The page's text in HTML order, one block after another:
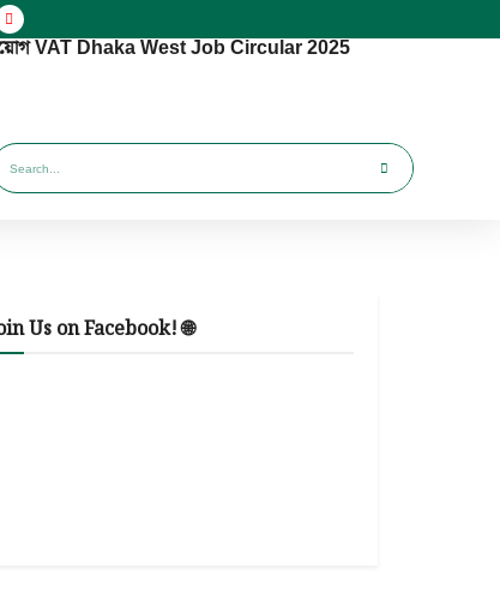
নিয়োগ VAT Dhaka West Job Circular 2025
Us on Facebook! 🌐